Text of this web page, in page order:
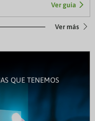
Ver guía
Ver más
QUE TENEMOS